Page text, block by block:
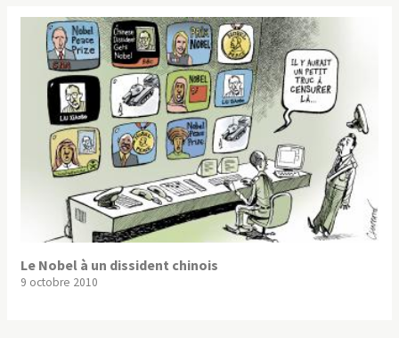
Le Nobel à un dissident chinois
9 octobre 2010